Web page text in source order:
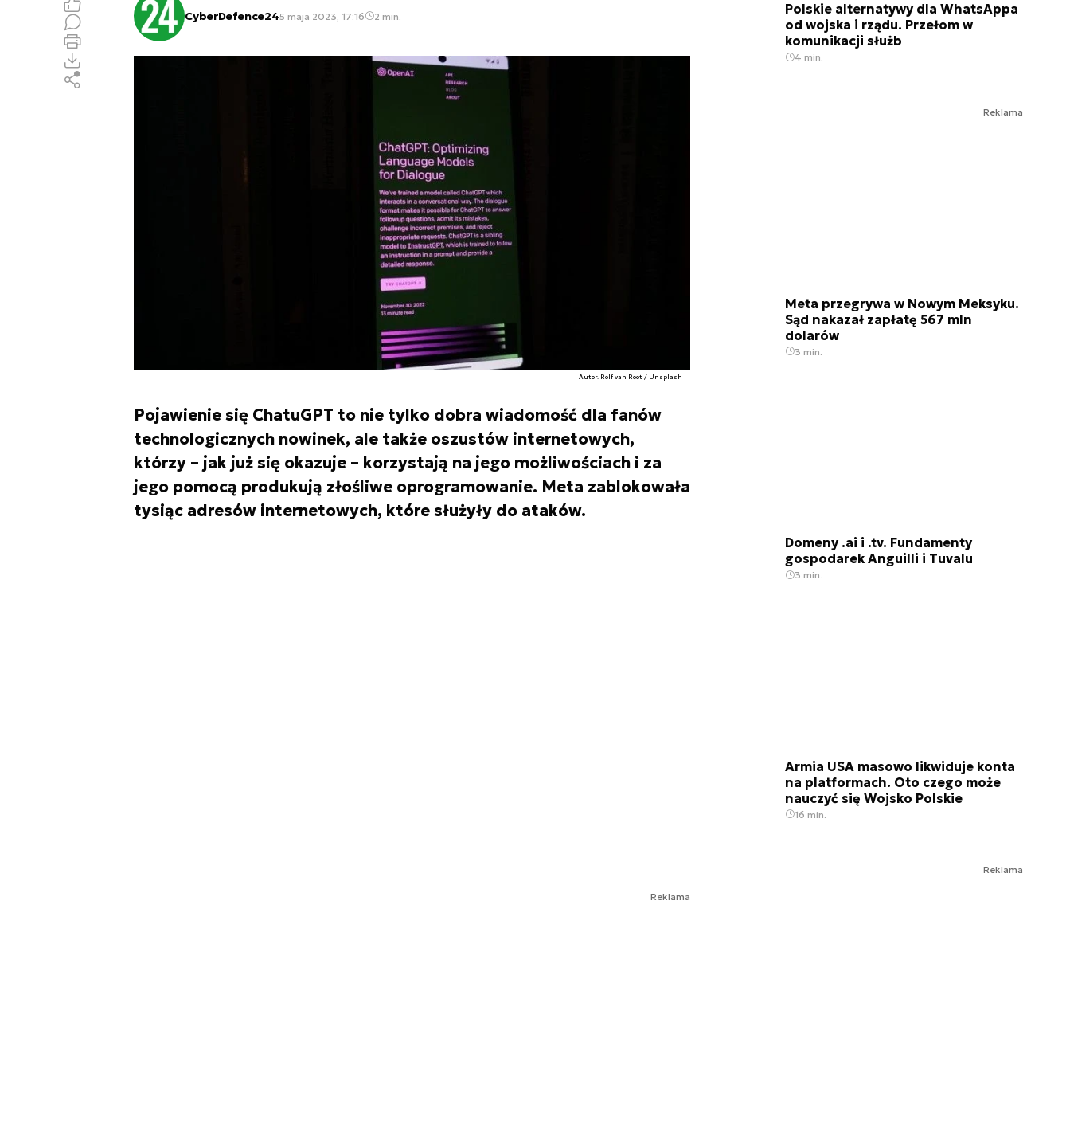
CyberDefence245 maja 2023, 17:16 2 min.
Autor. Rolf van Root / Unsplash
Pojawienie się ChatuGPT to nie tylko dobra wiadomość dla fanów
technologicznych nowinek, ale także oszustów internetowych,
którzy – jak już się okazuje – korzystają na jego możliwościach i za
jego pomocą produkują złośliwe oprogramowanie. Meta zablokowała
tysiąc adresów internetowych, które służyły do ataków.
Reklama
Polskie alternatywy dla WhatsAppa
od wojska i rządu. Przełom w
komunikacji służb
4 min.
Reklama
Meta przegrywa w Nowym Meksyku.
Sąd nakazał zapłatę 567 mln
dolarów
3 min.
Domeny .ai i .tv. Fundamenty
gospodarek Anguilli i Tuvalu
3 min.
Armia USA masowo likwiduje konta
na platformach. Oto czego może
nauczyć się Wojsko Polskie
16 min.
Reklama